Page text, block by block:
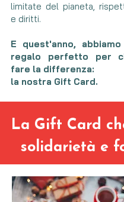
limitate del pianeta,
e diritti.
E quest'anno,
regalo perfetto per
fare la differenza:
la nostra Gift Card.
La Gift Card
solidarietà e